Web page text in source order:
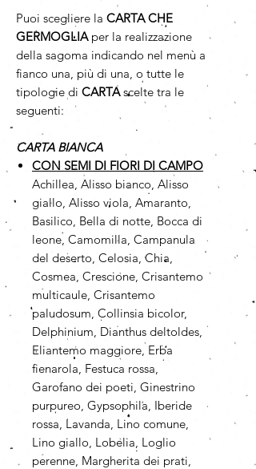
Puoi scegliere la CARTA CHE
GERMOGLIAper la realizzazione
della sagoma indicando nel menù a
fianco una, più di una, o tutte le
tipologie di CARTAscelte tra le
seguenti:
CARTA BIANCA
CON SEMI DI FIORI DI CAMPO
Achillea, Alisso bianco, Alisso
giallo, Alisso viola, Amaranto,
Basilico, Bella di notte, Bocca di
leone, Camomilla, Campanula
del deserto, Celosia, Chia,
Cosmea, Crescione, Crisantemo
multicaule, Crisantemo
paludosum, Collinsia bicolor,
Delphinium, Dianthus deltoldes,
Eliantemo maggiore, Erba
fienarola, Festuca rossa,
Garofano dei poeti, Ginestrino
purpureo, Gypsophila, Iberide
rossa, Lavanda, Lino comune,
Lino giallo, Lobelia, Loglio
perenne, Margherita dei prati,